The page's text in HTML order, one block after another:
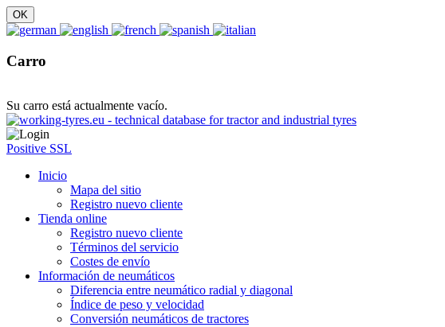
Carro
Su carro está actualmente vacío.
Positive SSL
Inicio
Mapa del sitio
Registro nuevo cliente
Tienda online
Registro nuevo cliente
Términos del servicio
Costes de envío
Información de neumáticos
Diferencia entre neumático radial y diagonal
Índice de peso y velocidad
Conversión neumáticos de tractores